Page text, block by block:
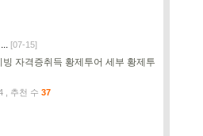
[07-15]
빙 자격증취득 황제투어 세부 황제투
, 추천 수 37